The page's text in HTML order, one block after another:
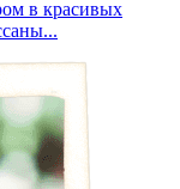
в красивых